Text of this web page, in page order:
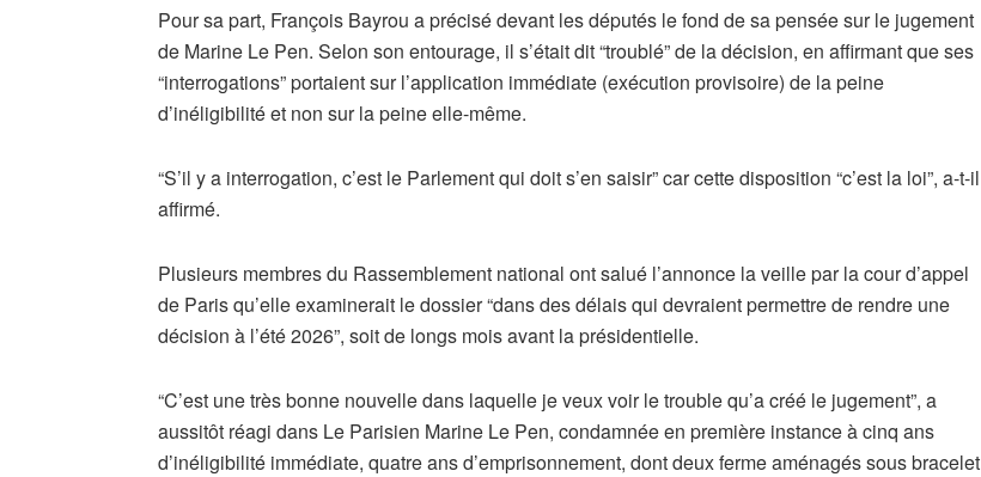
Pour sa part, François Bayrou a précisé devant les députés le fond de sa pensée sur le jugement
de Marine Le Pen. Selon son entourage, il s’était dit “troublé” de la décision, en affirmant que ses
“interrogations” portaient sur l’application immédiate (exécution provisoire) de la peine
d’inéligibilité et non sur la peine elle-même.
“S’il y a interrogation, c’est le Parlement qui doit s’en saisir” car cette disposition “c’est la loi”, a-t-il
affirmé.
Plusieurs membres du Rassemblement national ont salué l’annonce la veille par la cour d’appel
de Paris qu’elle examinerait le dossier “dans des délais qui devraient permettre de rendre une
décision à l’été 2026”, soit de longs mois avant la présidentielle.
“C’est une très bonne nouvelle dans laquelle je veux voir le trouble qu’a créé le jugement”, a
aussitôt réagi dans Le Parisien Marine Le Pen, condamnée en première instance à cinq ans
d’inéligibilité immédiate, quatre ans d’emprisonnement, dont deux ferme aménagés sous bracelet